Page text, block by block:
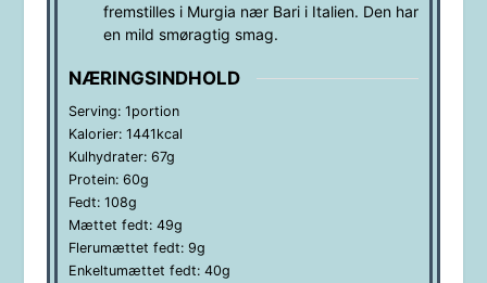
fremstilles i Murgia nær Bari i Italien. Den har
en mild smøragtig smag.
NÆRINGSINDHOLD
Serving: 1portion
Kalorier: 1441kcal
Kulhydrater: 67g
Protein: 60g
Fedt: 108g
Mættet fedt: 49g
Flerumættet fedt: 9g
Enkeltumættet fedt: 40g